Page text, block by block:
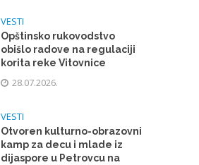
VESTI
Opštinsko rukovodstvo
obišlo radove na regulaciji
korita reke Vitovnice
28.07.2026.
VESTI
Otvoren kulturno-obrazovni
kamp za decu i mlade iz
dijaspore u Petrovcu na